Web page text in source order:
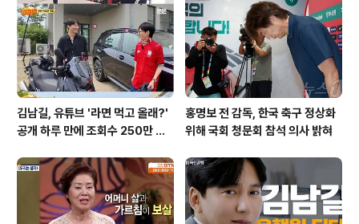
랙스룩지난 4일, 프랑스 파리에서 열리는 셀린느(CELIN
E) 공식 행사에 참석하기 위해 인천국제공항을 찾은 수지
는 깨끗한 화이트 셔츠에 베이..
김남길, 유튜브 '라면 먹고 올래?'
공개 하루 만에 조회수 250만 돌
홍명보 전 감독, 한국 축구 정상화
위해 국회 청문회 참석 의사 밝혀